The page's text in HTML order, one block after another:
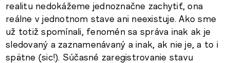
realitu nedokážeme jednoznačne zachytiť, ona
reálne v jednotnom stave ani neexistuje. Ako sme
už totiž spomínali, fenomén sa správa inak ak je
sledovaný a zaznamenávaný a inak, ak nie je, a to i
spätne (sic!). Súčasné zaregistrovanie stavu